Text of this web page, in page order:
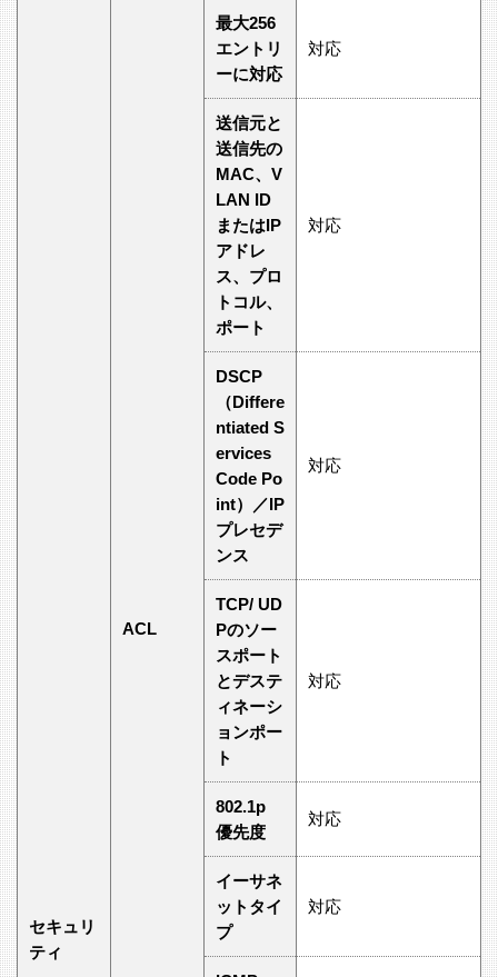
セキュリ
ティ
ACL
最大256
エントリ
ーに対応
対応
送信元と
送信先の
MAC、V
LAN ID
またはIP
アドレ
ス、プロ
トコル、
ポート
対応
DSCP
（Differe
ntiated S
ervices
Code Po
int）／IP
プレセデ
ンス
対応
TCP/ UD
Pのソー
スポート
とデステ
ィネーシ
ョンポー
ト
対応
802.1p
優先度
対応
イーサネ
ットタイ
プ
対応